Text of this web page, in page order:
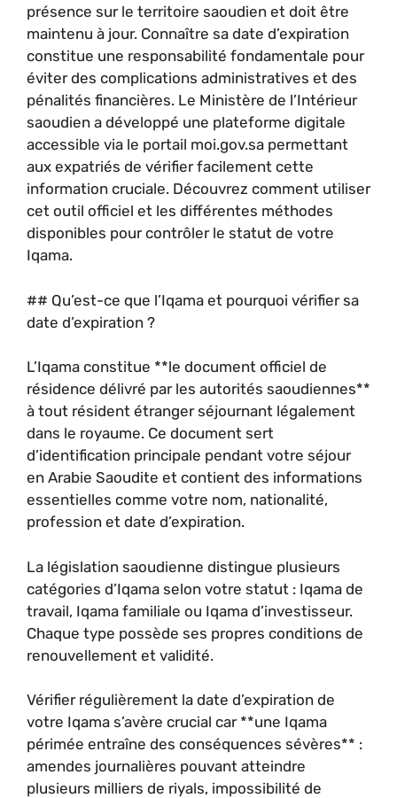
présence sur le territoire saoudien et doit être
maintenu à jour. Connaître sa date d’expiration
constitue une responsabilité fondamentale pour
éviter des complications administratives et des
pénalités financières. Le Ministère de l’Intérieur
saoudien a développé une plateforme digitale
accessible via le portail moi.gov.sa permettant
aux expatriés de vérifier facilement cette
information cruciale. Découvrez comment utiliser
cet outil officiel et les différentes méthodes
disponibles pour contrôler le statut de votre
Iqama.
## Qu’est-ce que l’Iqama et pourquoi vérifier sa
date d’expiration ?
L’Iqama constitue **le document officiel de
résidence délivré par les autorités saoudiennes**
à tout résident étranger séjournant légalement
dans le royaume. Ce document sert
d’identification principale pendant votre séjour
en Arabie Saoudite et contient des informations
essentielles comme votre nom, nationalité,
profession et date d’expiration.
La législation saoudienne distingue plusieurs
catégories d’Iqama selon votre statut : Iqama de
travail, Iqama familiale ou Iqama d’investisseur.
Chaque type possède ses propres conditions de
renouvellement et validité.
Vérifier régulièrement la date d’expiration de
votre Iqama s’avère crucial car **une Iqama
périmée entraîne des conséquences sévères** :
amendes journalières pouvant atteindre
plusieurs milliers de riyals, impossibilité de